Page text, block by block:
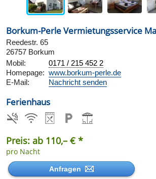
Borkum-Perle Vermietungsservice
Reedestr. 65
26757 Borkum
Mobil:
0171 / 215 452 2
Homepage: www.borkum-perle.de
E-Mail:
Nachricht senden
Ferienhaus
Preis: ab 110,– € *
pro Nacht
Anfragen